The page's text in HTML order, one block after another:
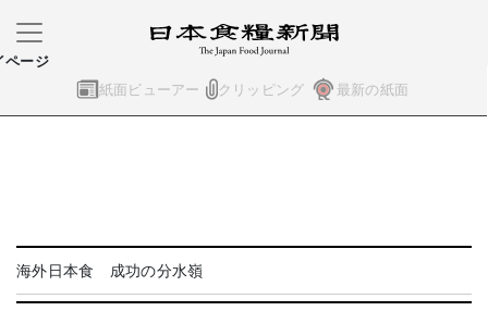
紙面ビューアー クリッピング 最新の紙面
ページ
海外日本食 成功の分水嶺